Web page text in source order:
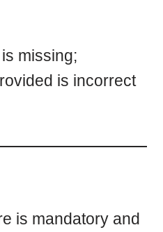
missing;
is incorrect
is mandatory and